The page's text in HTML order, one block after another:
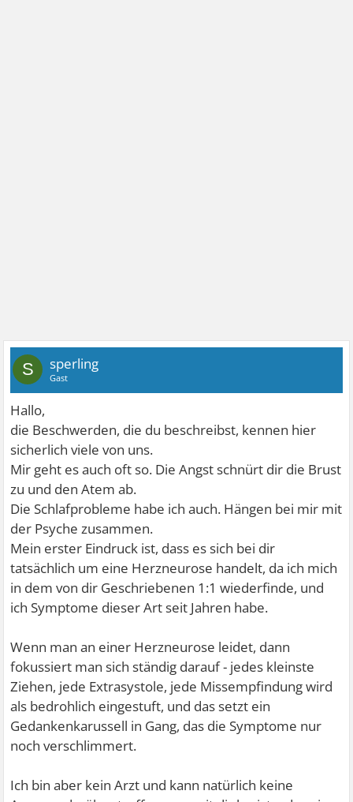
S sperling
Gast
Hallo,
die Beschwerden, die du beschreibst, kennen hier
sicherlich viele von uns.
Mir geht es auch oft so. Die Angst schnürt dir die Brust
zu und den Atem ab.
Die Schlafprobleme habe ich auch. Hängen bei mir mit
der Psyche zusammen.
Mein erster Eindruck ist, dass es sich bei dir
tatsächlich um eine Herzneurose handelt, da ich mich
in dem von dir Geschriebenen 1:1 wiederfinde, und
ich Symptome dieser Art seit Jahren habe.
Wenn man an einer Herzneurose leidet, dann
fokussiert man sich ständig darauf - jedes kleinste
Ziehen, jede Extrasystole, jede Missempfindung wird
als bedrohlich eingestuft, und das setzt ein
Gedankenkarussell in Gang, das die Symptome nur
noch verschlimmert.
Ich bin aber kein Arzt und kann natürlich keine